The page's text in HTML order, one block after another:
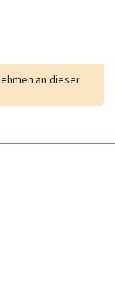
an dieser